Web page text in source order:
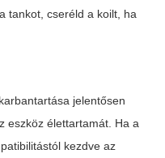
tankot, cseréld a koilt, ha
jelentősen
eszköz élettartamát. Ha a
kezdve az